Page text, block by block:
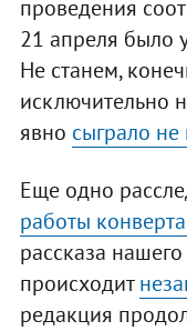
проведения
21 апреля было
Не станем,
исключительно
явно сыграло
Еще одно
работы
рассказа
происходит
редакция